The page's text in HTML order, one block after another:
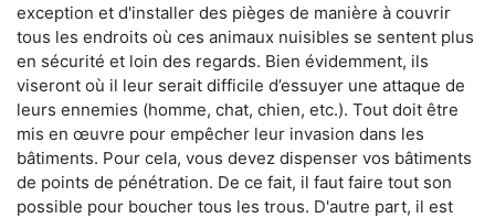
exception et d'installer des pièges de manière à couvrir
tous les endroits où ces animaux nuisibles se sentent plus
en sécurité et loin des regards. Bien évidemment, ils
viseront où il leur serait difficile d’essuyer une attaque de
leurs ennemies (homme, chat, chien, etc.). Tout doit être
mis en œuvre pour empêcher leur invasion dans les
bâtiments. Pour cela, vous devez dispenser vos bâtiments
de points de pénétration. De ce fait, il faut faire tout son
possible pour boucher tous les trous. D'autre part, il est